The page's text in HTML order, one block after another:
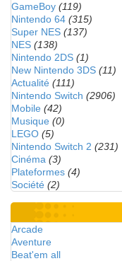
GameBoy (119)
Nintendo 64 (315)
Super NES (137)
NES (138)
Nintendo 2DS (1)
New Nintendo 3DS (11)
Actualité (111)
Nintendo Switch (2906)
Mobile (42)
Musique (0)
LEGO (5)
Nintendo Switch 2 (231)
Cinéma (3)
Plateformes (4)
Société (2)
Arcade
Aventure
Beat'em all